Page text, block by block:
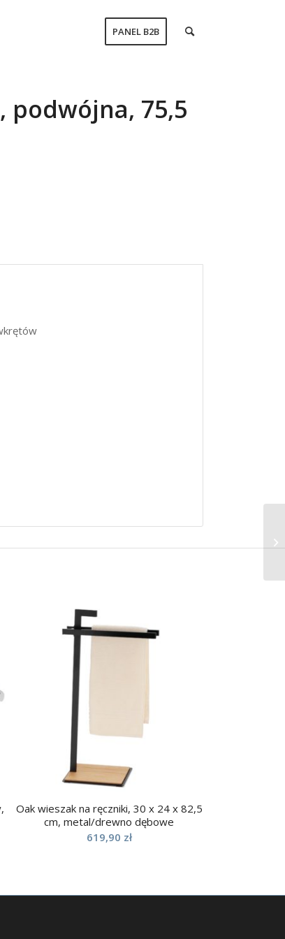
PANEL B2B
podwójna, 75,5
Oak wieszak na ręczniki, 30 x 24 x 82,5
cm, metal/drewno dębowe
619,90 zł